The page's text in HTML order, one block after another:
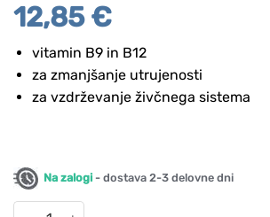
12,85€
vitamin B9 in B12
za zmanjšanje utrujenosti
za vzdrževanje živčnega sistema
Na zalogi - dostava 2-3 delovne dni
Folna kislina z vitaminom B12 NOW, 800